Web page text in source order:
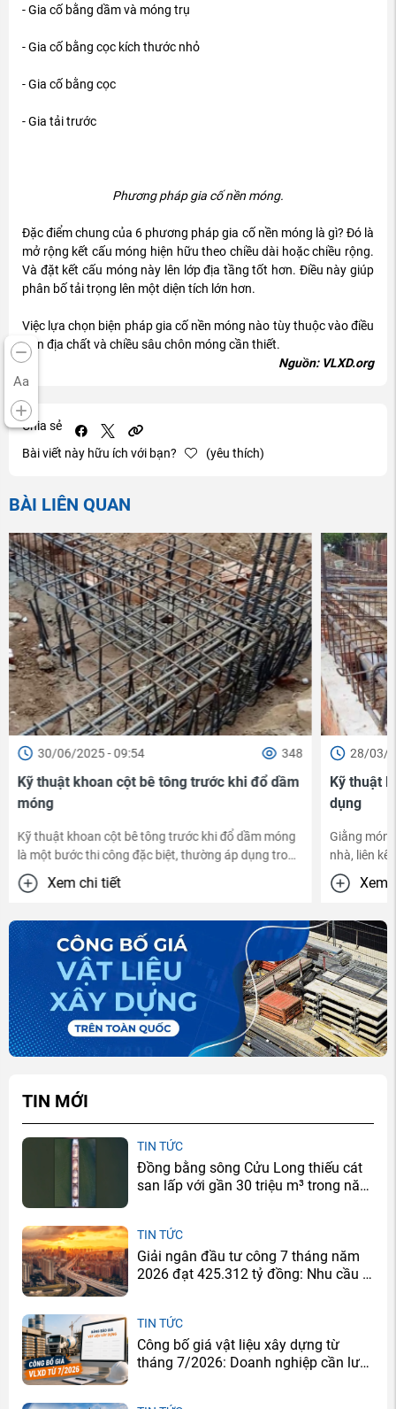
Aa
- Gia cố bằng dầm và móng trụ
- Gia cố bằng cọc kích thước nhỏ
- Gia cố bằng cọc
- Gia tải trước
Phương pháp gia cố nền móng.
Đặc điểm chung của 6 phương pháp gia cố nền móng là gì? Đó là
mở rộng kết cấu móng hiện hữu theo chiều dài hoặc chiều rộng.
Và đặt kết cấu móng này lên lớp địa tầng tốt hơn. Điều này giúp
phân bố tải trọng lên một diện tích lớn hơn.
Việc lựa chọn biện pháp gia cố nền móng nào tùy thuộc vào điều
kiện địa chất và chiều sâu chôn móng cần thiết.
Nguồn: VLXD.org
Chia sẻ
Bài viết này hữu ích với bạn?
(yêu thích)
BÀI LIÊN QUAN
30/06/2025 - 09:54 348
Kỹ thuật khoan cột bê tông trước khi đổ dầm
móng
Kỹ thuật khoan cột bê tông trước khi đổ dầm móng
là một bước thi công đặc biệt, thường áp dụng trong
...
Xem chi tiết
28/03/
Kỹ thuật
dụng
Giằng
nhà, liên
Xem
TIN MỚI
TIN TỨC
Đồng bằng sông Cửu Long thiếu cát
san lấp với gần 30 triệu m³ trong năm
TIN TỨC
Giải ngân đầu tư công 7 tháng năm
2026 đạt 425.312 tỷ đồng: Nhu cầu xi
TIN TỨC
Công bố giá vật liệu xây dựng từ
tháng 7/2026: Doanh nghiệp cần lưu